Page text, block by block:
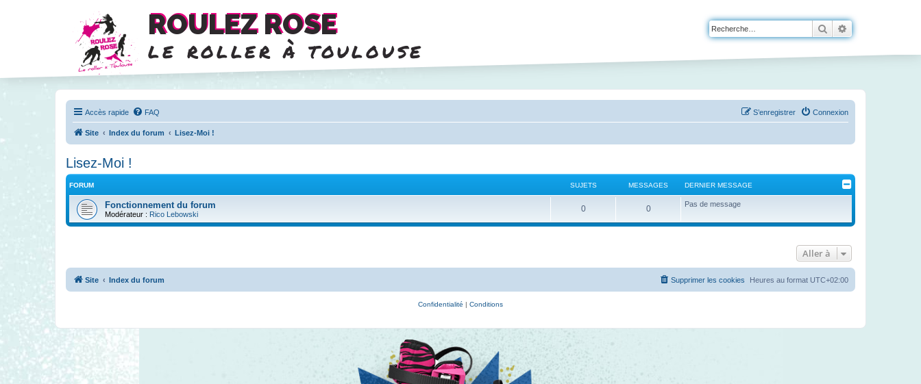
Rechercher
ROULEZ ROSE
le roller à toulouse
Accès rapide FAQ Connexion
S’enregistrer
Site Index du forum Lisez-Moi !
Lisez-Moi !
FORUM SUJETS MESSAGES DERNIER MESSAGE
Fonctionnement du forum
Modérateur : Rico Lebowski
0 0 Pas de message
Aller à
Site Index du forum Heures au format UTC+02:00
Supprimer les cookies
Confidentialité | Conditions